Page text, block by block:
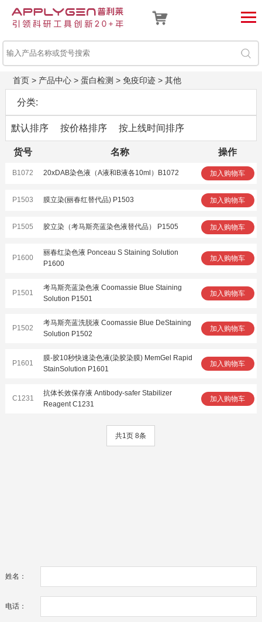
首页> 产品中心> 蛋白检测 > 免疫印迹> 其他
分类:
默认排序 按价格排序 按上线时间排序
货号 名称 操作
B1072 20xDAB染色液（A液和B液各10ml）B1072 加入购物车
P1503 膜立染(丽春红替代品) P1503 加入购物车
P1505 胶立染（考马斯亮蓝染色液替代品） P1505 加入购物车
P1600
丽春红染色液 Ponceau S Staining Solution
P1600
加入购物车
P1501
考马斯亮蓝染色液 Coomassie Blue Staining
Solution P1501
加入购物车
P1502
考马斯亮蓝洗脱液 Coomassie Blue DeStaining
Solution P1502
加入购物车
P1601
膜-胶10秒快速染色液(染胶染膜) MemGel Rapid
StainSolution P1601
加入购物车
C1231
抗体长效保存液 Antibody-safer Stabilizer
Reagent C1231
加入购物车
共1页 8条
姓名：
电话：